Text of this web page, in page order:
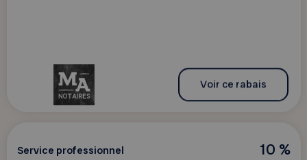
Voir ce rabais
10 %
Service professionnel